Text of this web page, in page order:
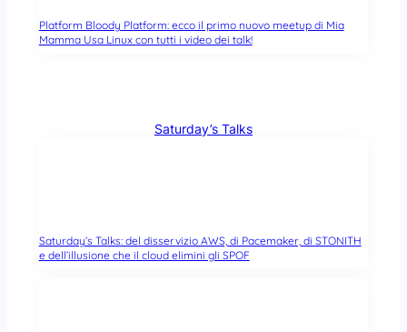
Platform Bloody Platform: ecco il primo nuovo meetup di Mia
Mamma Usa Linux con tutti i video dei talk!
Saturday’s Talks
Saturday’s Talks: del disservizio AWS, di Pacemaker, di STONITH
e dell’illusione che il cloud elimini gli SPOF